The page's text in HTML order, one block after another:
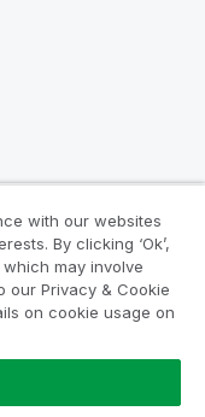
with our websites
By clicking ‘Ok’,
may involve
our Privacy & Cookie
on cookie usage on